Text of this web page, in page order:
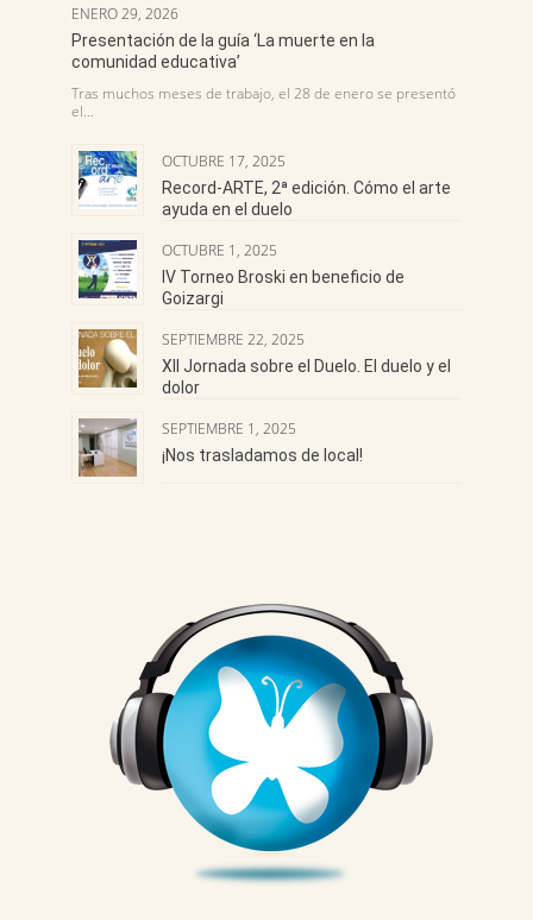
ENERO 29, 2026
Presentación de la guía ‘La muerte en la
comunidad educativa’
Tras muchos meses de trabajo, el 28 de enero se presentó
el…
OCTUBRE 17, 2025
Record-ARTE, 2ª edición. Cómo el arte
ayuda en el duelo
OCTUBRE 1, 2025
IV Torneo Broski en beneficio de
Goizargi
SEPTIEMBRE 22, 2025
XII Jornada sobre el Duelo. El duelo y el
dolor
SEPTIEMBRE 1, 2025
¡Nos trasladamos de local!